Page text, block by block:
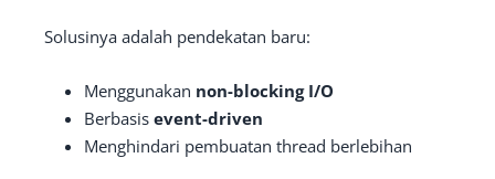
Solusinya adalah pendekatan baru:
Menggunakan non-blocking I/O
Berbasis event-driven
Menghindari pembuatan thread berlebihan